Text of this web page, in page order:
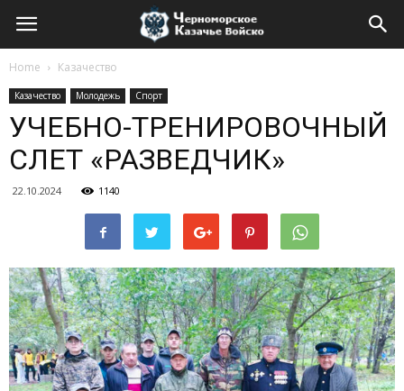
Home Казачество
Казачество Молодежь Спорт
УЧЕБНО-ТРЕНИРОВОЧНЫЙ
СЛЕТ «РАЗВЕДЧИК»
22.10.2024 1140